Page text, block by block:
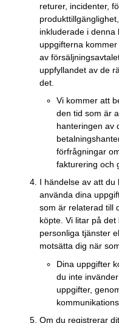
returer, incidenter,
inkluderade i denna
uppgifterna
av
uppfyllandet av de
det.
Vi kommer att
den tid som är
hanteringen av
förfrågningar
fakturering och
I händelse av att du
använda dina
som är relaterad till
köpte. Vi litar på
personliga tjänster
motsätta dig när
Dina uppgifter
du inte
uppgifter,
Om du registrerar